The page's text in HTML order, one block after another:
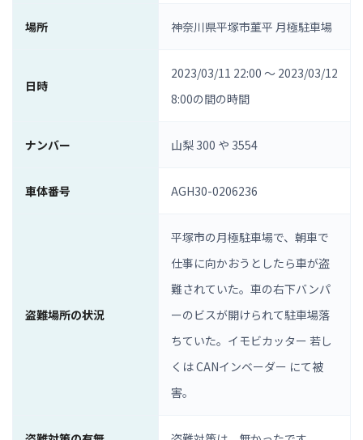
場所 神奈川県平塚市菫平 月極駐車場
日時
2023/03/11 22:00 ～ 2023/03/12
8:00の間の時間
ナンバー 山梨 300 や 3554
車体番号 AGH30-0206236
盗難場所の状況
平塚市の月極駐車場で、朝車で
仕事に向かおうとしたら車が盗
難されていた。車の右下バンパ
ーのビスが開けられて駐車場落
ちていた。イモビカッター 若し
くは CANインベーダー にて被
害。